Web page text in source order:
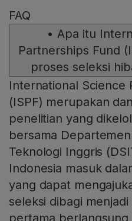
FAQ
• Apa itu
Partnerships Fund
proses seleksi
International Science
(ISPF) merupakan
penelitian yang
bersama
Teknologi Inggris
Indonesia masuk
yang dapat
seleksi dibagi